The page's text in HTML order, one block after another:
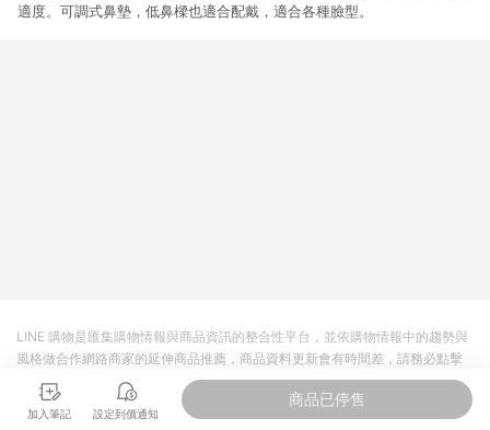
適度。可調式鼻墊，低鼻樑也適合配戴，適合各種臉型。
加入筆記 設定到價通知
商品已停售
LINE 購物是匯集購物情報與商品資訊的整合性平台，並依購物情報中的趨勢與
風格做合作網路商家的延伸商品推薦，商品資料更新會有時間差，請務必點擊
商品至各合作網路商家，確認現售價與購物條件，一切資訊以合作廠商網頁為
準。